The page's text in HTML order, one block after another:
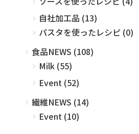
自社加工品 (13)
パスタを使ったレシピ (0)
食品NEWS (108)
Milk (55)
Event (52)
繊維NEWS (14)
Event (10)